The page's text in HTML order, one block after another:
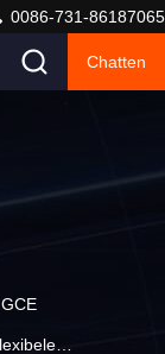
0086-731-86187065
Chatten
GCE